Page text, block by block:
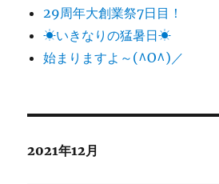
29周年大創業祭7日目！
☀いきなりの猛暑日☀
始まりますよ～(^O^)／
2021年12月